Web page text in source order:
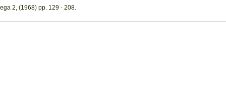
2, (1968) pp. 129 - 208.